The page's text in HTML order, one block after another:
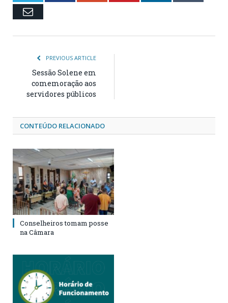
Email
PREVIOUS ARTICLE
Sessão Solene em
comemoração aos
servidores públicos
CONTEÚDO RELACIONADO
Conselheiros tomam posse
na Câmara